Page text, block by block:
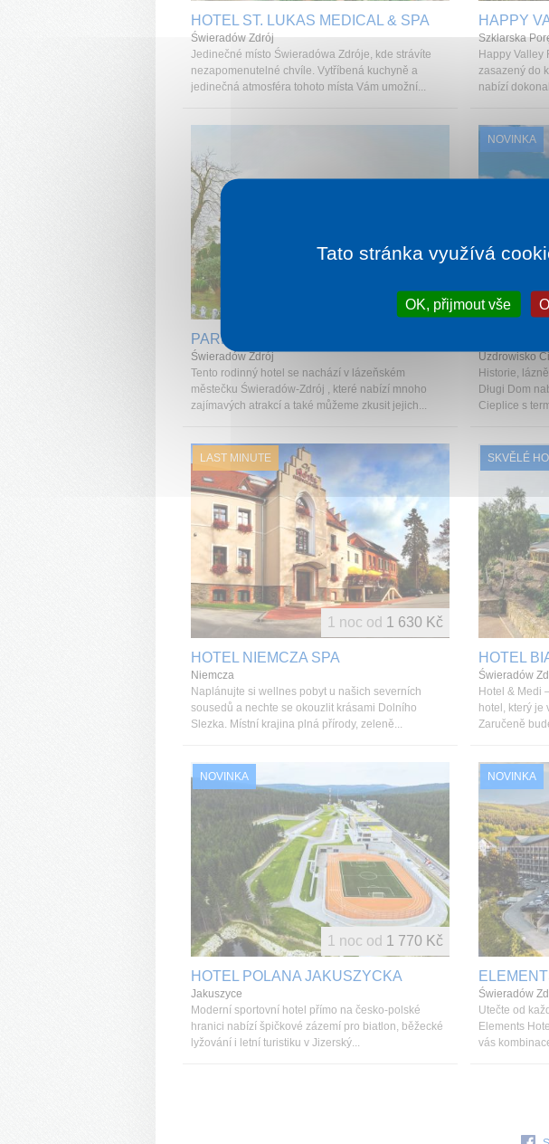
HOTEL ST. LUKAS MEDICAL & SPA
Świeradów Zdrój
Jedinečné místo Świeradówa Zdróje, kde strávíte
nezapomenutelné chvíle. Vytříbená kuchyně a
jedinečná atmosféra tohoto místa Vám umožní...
HAPPY
Szklarska
Happy Valley
zasazený do
nabízí
PARK HOTEL KUR & SPA
Świeradów Zdrój
Tento rodinný hotel se nachází v lázeňském
městečku Świeradów-Zdrój , které nabízí mnoho
zajímavých atrakcí a také můžeme zkusit jejich...
1 395 Kč
NOVINKA
Uzdrowisko
Historie,
Długi Dom
Cieplice s
LAST MINUTE
HOTEL NIEMCZA SPA
Niemcza
Naplánujte si wellnes pobyt u našich severních
sousedů a nechte se okouzlit krásami Dolního
Slezka. Místní krajina plná přírody, zeleně...
1 noc od 1 630 Kč
SKVĚLÉ
HOTEL
Świeradów
Hotel & Medi
hotel, který je
Zaručeně
NOVINKA
HOTEL POLANA JAKUSZYCKA
Jakuszyce
Moderní sportovní hotel přímo na česko-polské
hranici nabízí špičkové zázemí pro biatlon, běžecké
lyžování i letní turistiku v Jizerský...
1 noc od 1 770 Kč
NOVINKA
Świeradów
Utečte od
Elements
vás
Tato stránka využívá
OK, přijmout vše